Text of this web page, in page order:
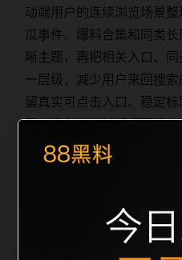
动端用户的连续浏览场景
瓜事件、爆料合集和同类
晰主题，再把相关入口、
一层级，减少用户来回搜
留真实可点击入口、稳定
图，避免只堆关键词而没
补齐栏目深度，同时帮助
形成更自然的内链关系。
文、图片 alt、title 之